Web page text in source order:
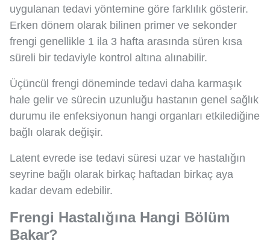
uygulanan tedavi yöntemine göre farklılık gösterir.
Erken dönem olarak bilinen primer ve sekonder
frengi genellikle 1 ila 3 hafta arasında süren kısa
süreli bir tedaviyle kontrol altına alınabilir.
Üçüncül frengi döneminde tedavi daha karmaşık
hale gelir ve sürecin uzunluğu hastanın genel sağlık
durumu ile enfeksiyonun hangi organları etkilediğine
bağlı olarak değişir.
Latent evrede ise tedavi süresi uzar ve hastalığın
seyrine bağlı olarak birkaç haftadan birkaç aya
kadar devam edebilir.
Frengi Hastalığına Hangi Bölüm
Bakar?